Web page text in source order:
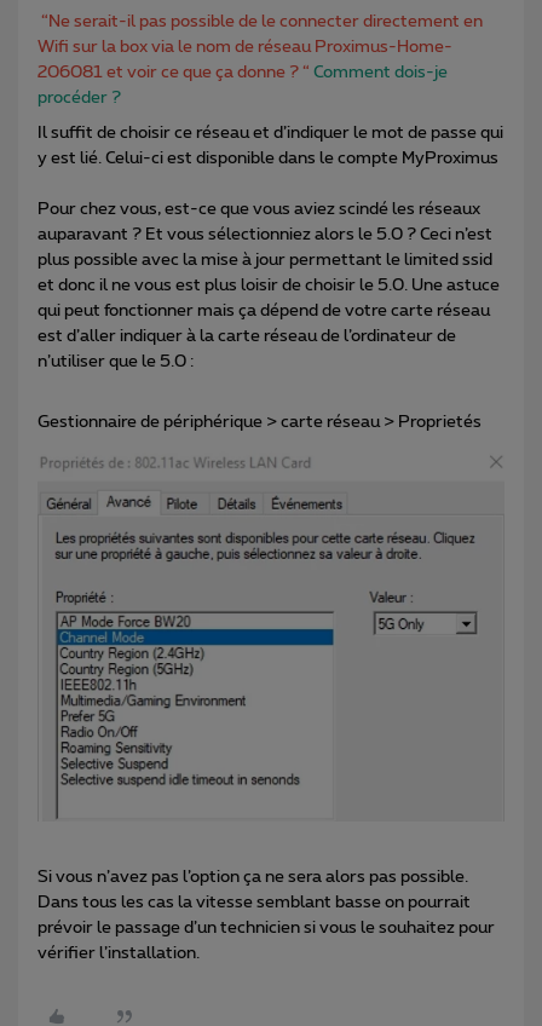
“Ne serait-il pas possible de le connecter directement en
Wifi sur la box via le nom de réseau Proximus-Home-
206081 et voir ce que ça donne ? “ Comment dois-je
procéder ?
Il suffit de choisir ce réseau et d’indiquer le mot de passe qui
y est lié. Celui-ci est disponible dans le compte MyProximus
Pour chez vous, est-ce que vous aviez scindé les réseaux
auparavant ? Et vous sélectionniez alors le 5.0 ? Ceci n’est
plus possible avec la mise à jour permettant le limited ssid
et donc il ne vous est plus loisir de choisir le 5.0. Une astuce
qui peut fonctionner mais ça dépend de votre carte réseau
est d’aller indiquer à la carte réseau de l’ordinateur de
n’utiliser que le 5.0 :
Gestionnaire de périphérique > carte réseau > Proprietés
Si vous n’avez pas l’option ça ne sera alors pas possible.
Dans tous les cas la vitesse semblant basse on pourrait
prévoir le passage d’un technicien si vous le souhaitez pour
vérifier l’installation.